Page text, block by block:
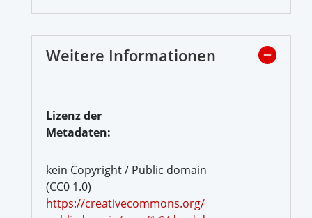
Weitere Informationen
Lizenz der
Metadaten:
kein Copyright / Public domain
(CC0 1.0)
https://creativecommons.org/